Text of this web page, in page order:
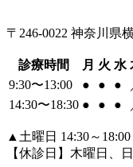
〒246-0022 神奈川県
診療時間 月 火 水
9:30〜13:00
● ● ●
14:30〜18:30 ● ● ●
▲ 土曜日 14:30～18:00
【休診日】木曜日、